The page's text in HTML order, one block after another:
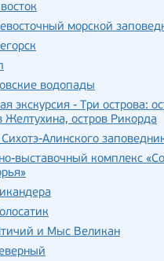
морской
водопады
экскурсия - Три острова:
Желтухина, остров Рикорда
Алинского
выставочный комплекс
и Мыс Великан